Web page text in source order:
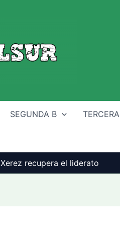
SEGUNDA B TERCERA
Xerez recupera el liderato